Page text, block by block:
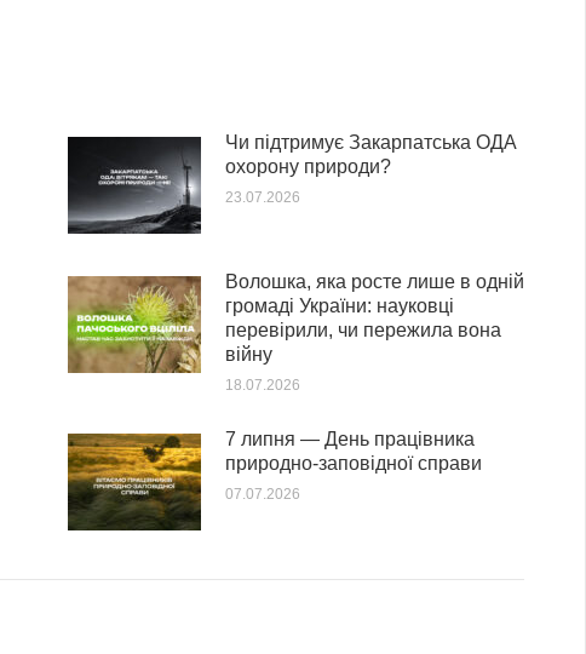
Чи підтримує Закарпатська ОДА
охорону природи?
23.07.2026
Волошка, яка росте лише в одній
громаді України: науковці
перевірили, чи пережила вона
війну
18.07.2026
7 липня — День працівника
природно-заповідної справи
07.07.2026